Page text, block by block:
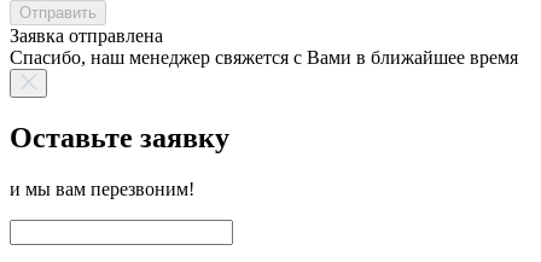
Отправить
Заявка отправлена
Спасибо, наш менеджер свяжется с Вами в ближайшее время
Оставьте заявку
и мы вам перезвоним!